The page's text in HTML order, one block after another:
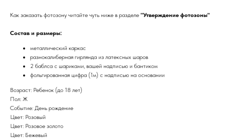
Как заказать фотозону читайте чуть ниже в разделе "Утверждение фотозоны"
Состав и размеры:
металлический каркас
разнокалиберная гирлянда из латексных шаров
2 баблса с шариками, вашей надписью и бантиком
фольгированная цифра (1м) с надписью на основании
Возраст: Ребенок (до 18 лет)
Пол: Ж
Событие: День рождение
Цвет: Розовый
Цвет: Розовое золото
Цвет: Бежевый